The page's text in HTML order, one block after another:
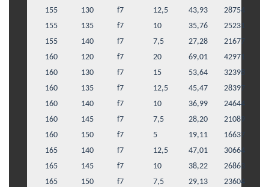
155
130 f7 12,5 43,93
28754
155
135 f7 10 35,76
25231
155
140 f7 7,5 27,28
21677
160
120 f7 20 69,01
42971
160
130 f7 15 53,64
32398
160
135 f7 12,5 45,47
28397
160
140 f7 10 36,99
24644
160
145 f7 7,5 28,20
21089
160
150 f7 5 19,11
16637
165
140 f7 12,5 47,01
30664
165
145 f7 10 38,22
26863
165
150 f7 7,5 29,13
23604